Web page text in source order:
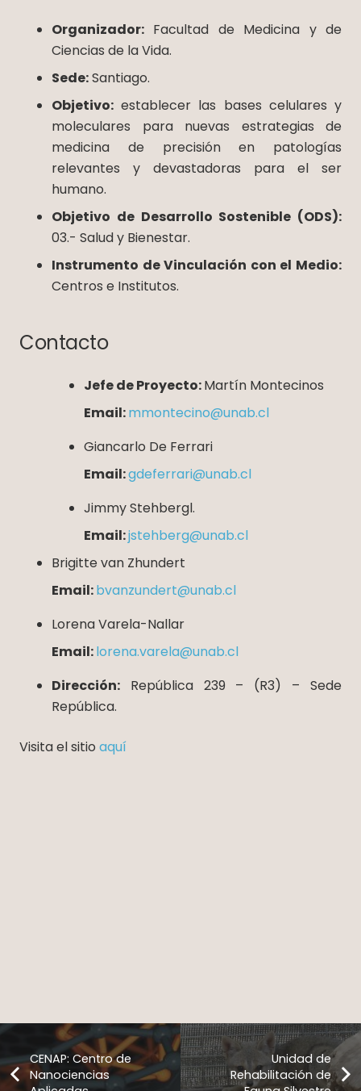
Organizador: Facultad de Medicina y de
Ciencias de la Vida.
Sede:Santiago.
Objetivo: establecer las bases celulares y
moleculares para nuevas estrategias de
medicina de precisión en patologías
relevantes y devastadoras para el ser
humano.
Objetivo de Desarrollo Sostenible (ODS):
03.- Salud y Bienestar.
Instrumento de Vinculación con el Medio:
Centros e Institutos.
Contacto
Jefe de Proyecto:Martín Montecinos
Email:mmontecino@unab.cl
Giancarlo De Ferrari
Email:gdeferrari@unab.cl
Jimmy Stehbergl.
Email:jstehberg@unab.cl
Brigitte van Zhundert
Email:bvanzundert@unab.cl
Lorena Varela-Nallar
Email:lorena.varela@unab.cl
Dirección: República 239 – (R3) – Sede
República.
Visita el sitio aquí
CENAP: Centro de
Nanociencias
Unidad de
Rehabilitación de